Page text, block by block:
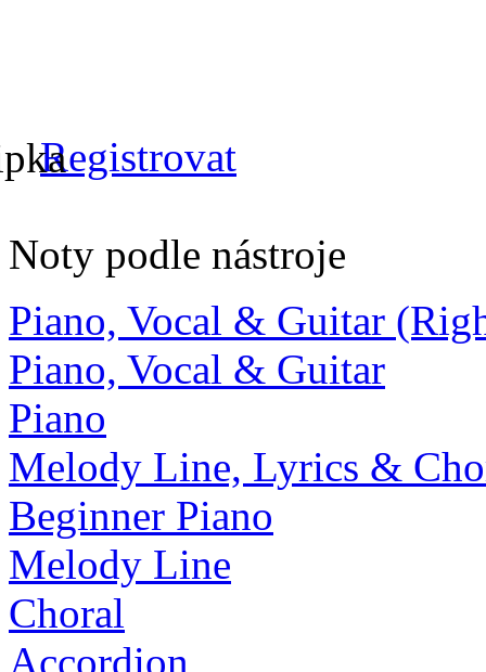
Registrovat
Noty podle nástroje
Piano, Vocal & Guitar
Piano, Vocal & Guitar
Piano
Melody Line, Lyrics &
Beginner Piano
Melody Line
Choral
Accordion